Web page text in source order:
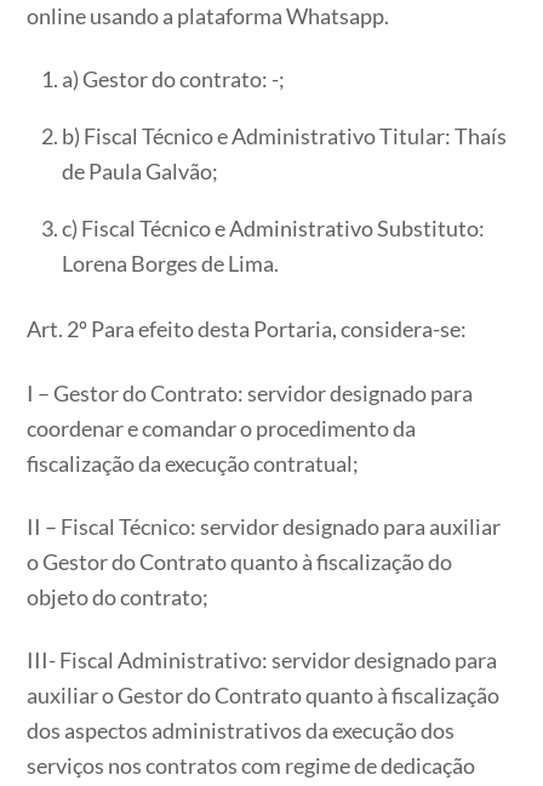
online usando a plataforma Whatsapp.
a) Gestor do contrato: -;
b) Fiscal Técnico e Administrativo Titular: Thaís
de Paula Galvão;
c) Fiscal Técnico e Administrativo Substituto:
Lorena Borges de Lima.
Art. 2º Para efeito desta Portaria, considera-se:
I – Gestor do Contrato: servidor designado para
coordenar e comandar o procedimento da
fiscalização da execução contratual;
II – Fiscal Técnico: servidor designado para auxiliar
o Gestor do Contrato quanto à fiscalização do
objeto do contrato;
III- Fiscal Administrativo: servidor designado para
auxiliar o Gestor do Contrato quanto à fiscalização
dos aspectos administrativos da execução dos
serviços nos contratos com regime de dedicação